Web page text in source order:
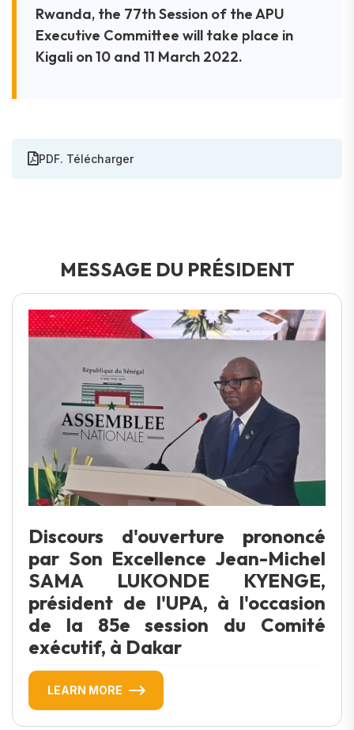
Rwanda, the 77th Session of the APU
Executive Committee will take place in
Kigali on 10 and 11 March 2022.
PDF. Télécharger
MESSAGE DU PRÉSIDENT
Discours d'ouverture prononcé
par Son Excellence Jean-Michel
SAMA LUKONDE KYENGE,
président de l'UPA, à l'occasion
de la 85e session du Comité
exécutif, à Dakar
LEARN MORE